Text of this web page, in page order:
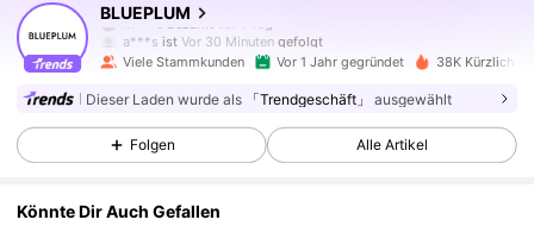
BLUEPLUM
a***s ist Vor 30 Minutengefolgt
4,88 45K Follower
Viele Stammkunden Vor 1 Jahr gegründet 38K Kürzlich
Dieser Laden wurde als 「Trendgeschäft」 ausgewählt
Folgen Alle Artikel
Könnte Dir Auch Gefallen